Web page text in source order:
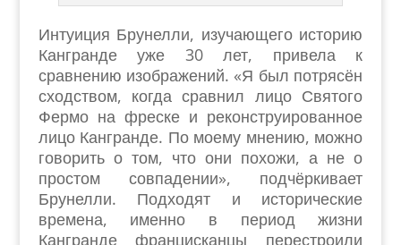
Интуиция Брунелли, изучающего историю
Кангранде уже 30 лет, привела к
сравнению изображений. «Я был потрясён
сходством, когда сравнил лицо Святого
Фермо на фреске и реконструированное
лицо Кангранде. По моему мнению, можно
говорить о том, что они похожи, а не о
простом совпадении», подчёркивает
Брунелли. Подходят и исторические
времена, именно в период жизни
Кангранде францисканцы перестроили